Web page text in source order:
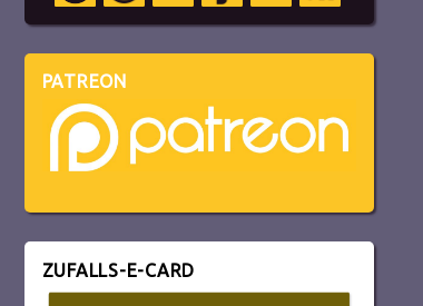
PATREON
ZUFALLS-E-CARD